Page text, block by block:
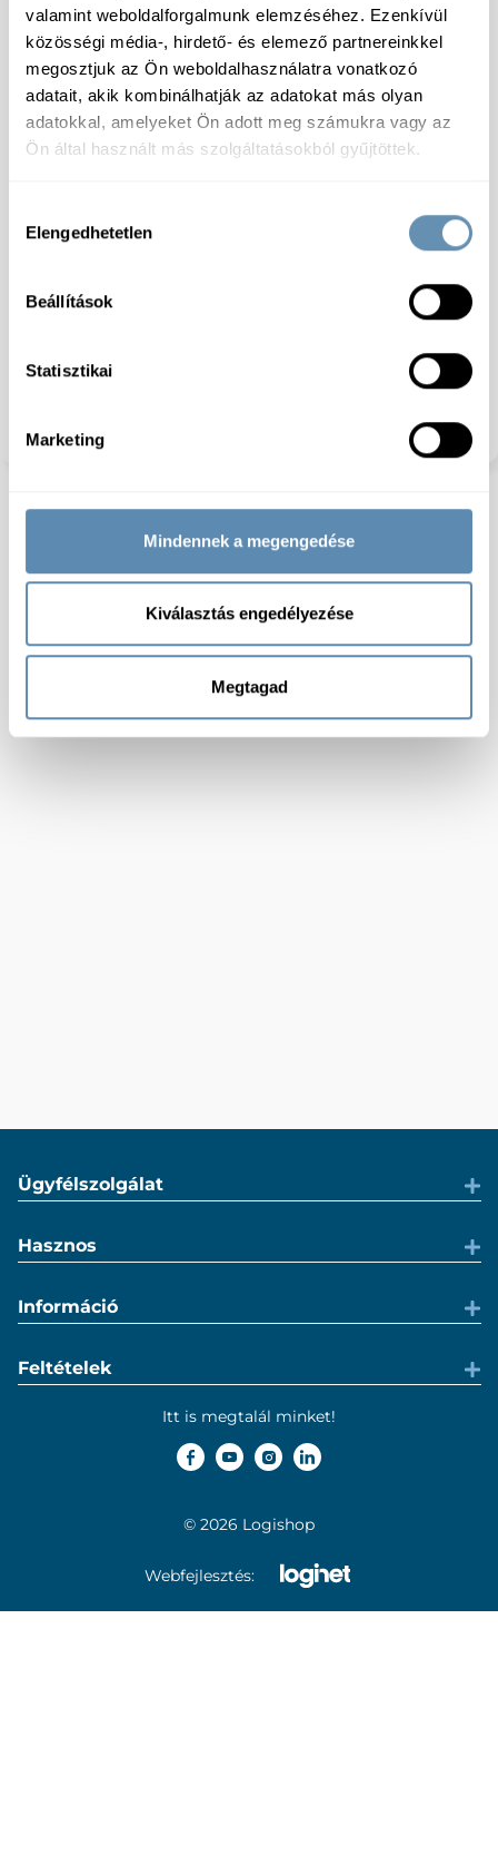
valamint weboldalforgalmunk elemzéséhez. Ezenkívül
közösségi média-, hirdető- és elemező partnereinkkel
megosztjuk az Ön weboldalhasználatra vonatkozó
adatait, akik kombinálhatják az adatokat más olyan
adatokkal, amelyeket Ön adott meg számukra vagy az
Ön által használt más szolgáltatásokból gyűjtöttek.
kiválasztása
Elengedhetetlen
Beállítások
Statisztikai
Marketing
Mindennek a megengedése
Kiválasztás engedélyezése
Megtagad
Specifikáció
Összetevők: Fuszerkömény, orölt
Tárolás: Száraz, hűvös helyen
Szénhidrát: 11,9 g, ebből cukrok: 0,6 g; Fehérje: 19,8 g;
Só: N/A g
Allergénmentes:
Gluténmentes:
Száraz:igen
Ügyfélszolgálat
Hasznos
Információ
Feltételek
Itt is megtalál minket!
© 2026 Logishop
Webfejlesztés: